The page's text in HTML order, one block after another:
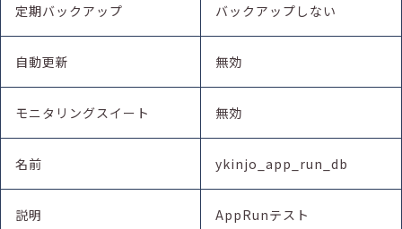
定期バックアップ バックアップしない
自動更新 無効
モニタリングスイート 無効
名前 ykinjo_app_run_db
説明 AppRunテスト